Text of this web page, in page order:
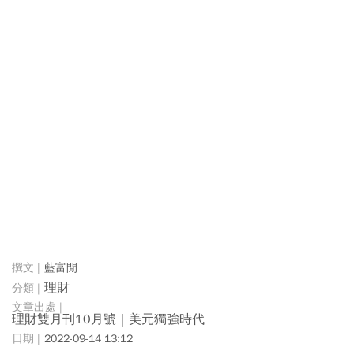
藍富閒
理財
理財雙月刊10月號｜美元獨強時代
2022-09-14 13:12